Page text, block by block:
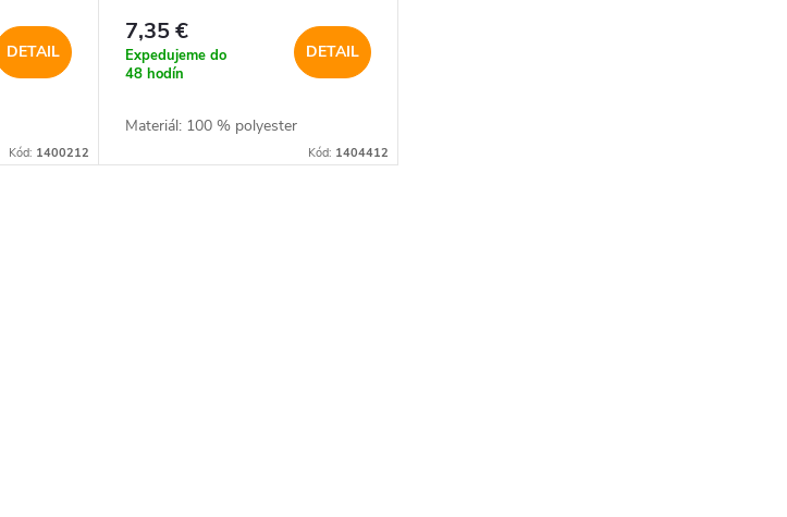
DETAIL
Kód: 1400212
7,35 €
Expedujeme do
48 hodín
DETAIL
Materiál: 100 % polyester
Kód: 1404412